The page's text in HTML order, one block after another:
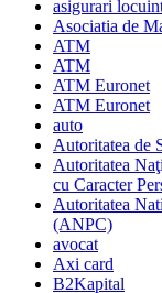
asigurari
Asociatia de
ATM
ATM
ATM Euronet
ATM Euronet
auto
Autoritatea de
Autoritatea
cu Caracter
Autoritatea
(ANPC)
avocat
Axi card
B2Kapital